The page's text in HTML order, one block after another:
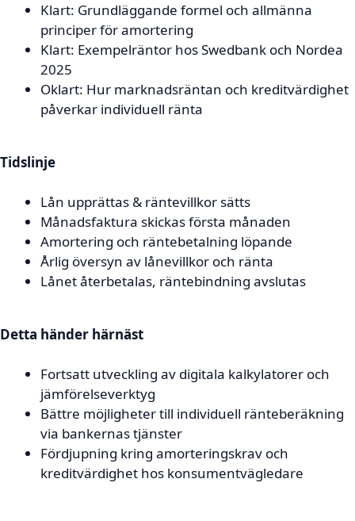
Klart: Grundläggande formel och allmänna
principer för amortering
Klart: Exempelräntor hos Swedbank och Nordea
2025
Oklart: Hur marknadsräntan och kreditvärdighet
påverkar individuell ränta
Tidslinje
Lån upprättas & räntevillkor sätts
Månadsfaktura skickas första månaden
Amortering och räntebetalning löpande
Årlig översyn av lånevillkor och ränta
Lånet återbetalas, räntebindning avslutas
Detta händer härnäst
Fortsatt utveckling av digitala kalkylatorer och
jämförelseverktyg
Bättre möjligheter till individuell ränteberäkning
via bankernas tjänster
Fördjupning kring amorteringskrav och
kreditvärdighet hos konsumentvägledare